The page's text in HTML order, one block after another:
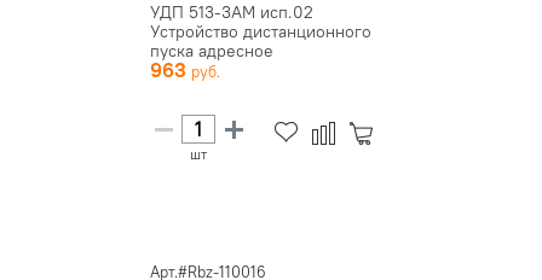
УДП 513-3АМ исп.02
Устройство дистанционного
пуска адресное
963
шт
Арт.#Rbz-110016